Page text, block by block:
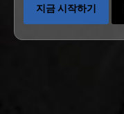
지금 시작하기